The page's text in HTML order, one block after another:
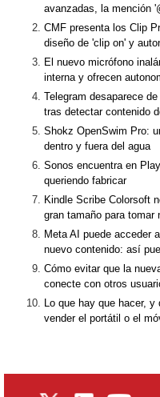
avanzadas, la mención
CMF presenta los Clip
diseño de 'clip on' y
El nuevo micrófono
interna y ofrecen
Telegram desaparece
tras detectar contenido
Shokz OpenSwim Pro:
dentro y fuera del agua
Sonos encuentra en
queriendo fabricar
Kindle Scribe Colorsoft
gran tamaño para tomar
Meta AI puede acceder
nuevo contenido: así
Cómo evitar que la
conecte con otros
Lo que hay que hacer,
vender el portátil o el